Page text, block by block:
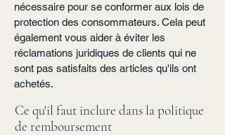
nécessaire pour se conformer aux lois de
protection des consommateurs. Cela peut
également vous aider à éviter les
réclamations juridiques de clients qui ne
sont pas satisfaits des articles qu'ils ont
achetés.
Ce qu'il faut inclure dans la politique
de remboursement